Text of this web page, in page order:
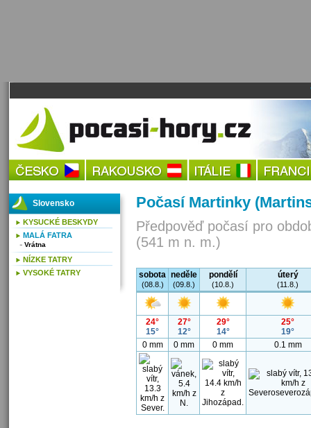
Počasí Martinky
Předpověď počasí pro
(541 m n. m.)
sobota
(08.8.)
neděle
(09.8.)
pondělí
(10.8.)
úterý
(11.8.)
24°
15°
27°
12°
29°
14°
25°
19°
0 mm
0 mm 0 mm 0.1 mm
Slovensko
KYSUCKÉ BESKYDY
MALÁ FATRA
Vrátna
NÍZKE TATRY
VYSOKÉ TATRY